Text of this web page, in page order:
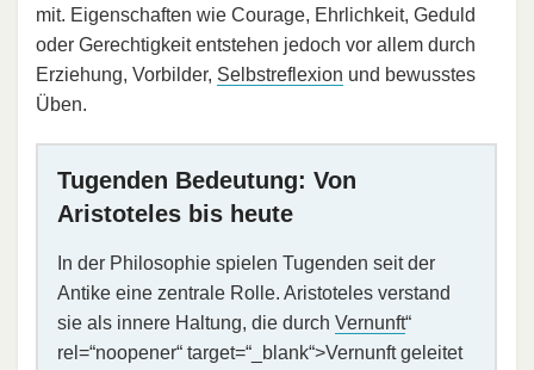
mit. Eigenschaften wie Courage, Ehrlichkeit, Geduld
oder Gerechtigkeit entstehen jedoch vor allem durch
Erziehung, Vorbilder, Selbstreflexion und bewusstes
Üben.
Tugenden Bedeutung: Von
Aristoteles bis heute
In der Philosophie spielen Tugenden seit der
Antike eine zentrale Rolle. Aristoteles verstand
sie als innere Haltung, die durch Vernunft“
rel=“noopener“ target=“_blank“>Vernunft geleitet